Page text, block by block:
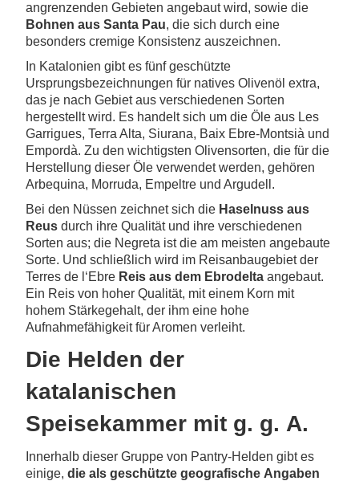
angrenzenden Gebieten angebaut wird, sowie die
Bohnen aus Santa Pau, die sich durch eine
besonders cremige Konsistenz auszeichnen.
In Katalonien gibt es fünf geschützte
Ursprungsbezeichnungen für natives Olivenöl extra,
das je nach Gebiet aus verschiedenen Sorten
hergestellt wird. Es handelt sich um die Öle aus Les
Garrigues, Terra Alta, Siurana, Baix Ebre-Montsià und
Empordà. Zu den wichtigsten Olivensorten, die für die
Herstellung dieser Öle verwendet werden, gehören
Arbequina, Morruda, Empeltre und Argudell.
Bei den Nüssen zeichnet sich die Haselnuss aus
Reus durch ihre Qualität und ihre verschiedenen
Sorten aus; die Negreta ist die am meisten angebaute
Sorte. Und schließlich wird im Reisanbaugebiet der
Terres de l‘Ebre Reis aus dem Ebrodelta angebaut.
Ein Reis von hoher Qualität, mit einem Korn mit
hohem Stärkegehalt, der ihm eine hohe
Aufnahmefähigkeit für Aromen verleiht.
Die Helden der
katalanischen
Speisekammer mit g. g. A.
Innerhalb dieser Gruppe von Pantry-Helden gibt es
einige, die als geschützte geografische Angaben